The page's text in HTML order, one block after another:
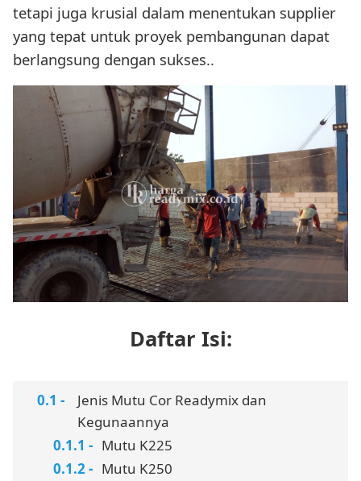
tetapi juga krusial dalam menentukan supplier
yang tepat untuk proyek pembangunan dapat
berlangsung dengan sukses..
Daftar Isi:
Jenis Mutu Cor Readymix dan
Kegunaannya
Mutu K225
Mutu K250